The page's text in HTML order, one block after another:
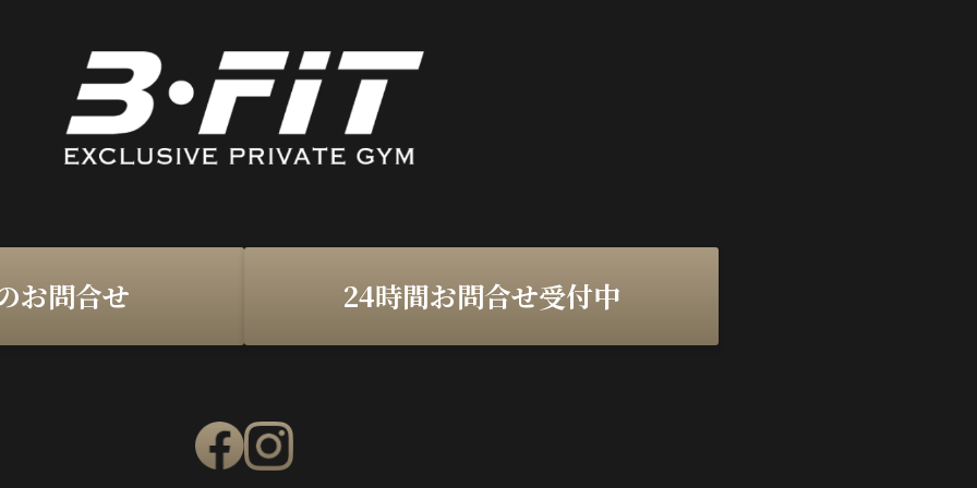
お問合せ 24時間お問合せ受付中